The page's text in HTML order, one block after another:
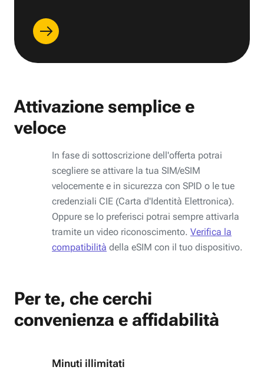
Attivazione semplice e
veloce
In fase di sottoscrizione dell'offerta potrai
scegliere se attivare la tua SIM/eSIM
velocemente e in sicurezza con SPID o le tue
credenziali CIE (Carta d'Identità Elettronica).
Oppure se lo preferisci potrai sempre attivarla
tramite un video riconoscimento. Verifica la
compatibilità della eSIM con il tuo dispositivo.
Per te, che cerchi
convenienza e affidabilità
Minuti illimitati